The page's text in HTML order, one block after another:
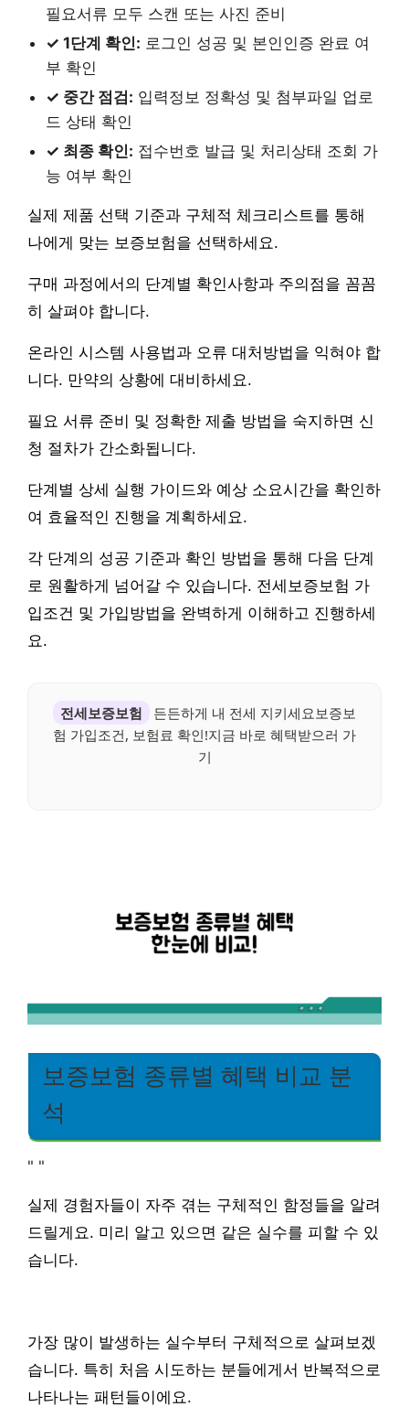
필요서류 모두 스캔 또는 사진 준비
✓ 1단계 확인: 로그인 성공 및 본인인증 완료 여
부 확인
✓ 중간 점검: 입력정보 정확성 및 첨부파일 업로
드 상태 확인
✓ 최종 확인: 접수번호 발급 및 처리상태 조회 가
능 여부 확인
실제 제품 선택 기준과 구체적 체크리스트를 통해
나에게 맞는 보증보험을 선택하세요.
구매 과정에서의 단계별 확인사항과 주의점을 꼼꼼
히 살펴야 합니다.
온라인 시스템 사용법과 오류 대처방법을 익혀야 합
니다. 만약의 상황에 대비하세요.
필요 서류 준비 및 정확한 제출 방법을 숙지하면 신
청 절차가 간소화됩니다.
단계별 상세 실행 가이드와 예상 소요시간을 확인하
여 효율적인 진행을 계획하세요.
각 단계의 성공 기준과 확인 방법을 통해 다음 단계
로 원활하게 넘어갈 수 있습니다. 전세보증보험 가
입조건 및 가입방법을 완벽하게 이해하고 진행하세
요.
전세보증보험
든든하게 내 전세 지키세요보증보
험 가입조건, 보험료 확인!지금 바로 혜택받으러 가
기
보증보험 종류별 혜택 비교 분
석
" "
실제 경험자들이 자주 겪는 구체적인 함정들을 알려
드릴게요. 미리 알고 있으면 같은 실수를 피할 수 있
습니다.
가장 많이 발생하는 실수부터 구체적으로 살펴보겠
습니다. 특히 처음 시도하는 분들에게서 반복적으로
나타나는 패턴들이에요.